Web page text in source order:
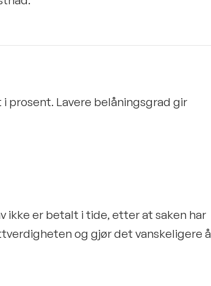
prosent. Lavere belåningsgrad gir
ikke er betalt i tide, etter at saken har
og gjør det vanskeligere å